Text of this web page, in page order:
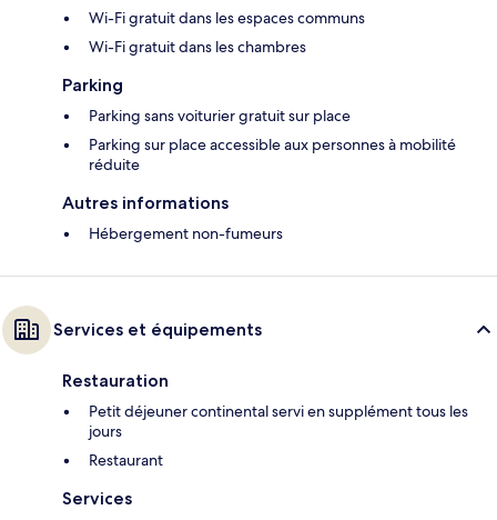
Wi-Fi gratuit dans les espaces communs
Wi-Fi gratuit dans les chambres
Parking
Parking sans voiturier gratuit sur place
Parking sur place accessible aux personnes à mobilité
réduite
Autres informations
Hébergement non-fumeurs
Services et équipements
Restauration
Petit déjeuner continental servi en supplément tous les
jours
Restaurant
Services